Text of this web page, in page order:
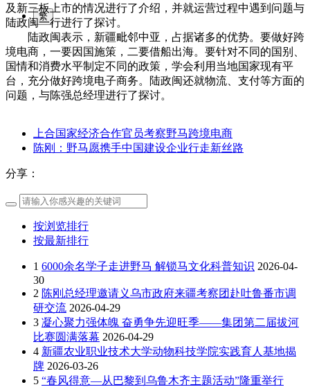
繁
及新三板上市的情况进行了介绍，并就运营过程中遇到问题与
陆政闽一行进行了探讨。
陆政闽表示，新疆毗邻中亚，占据诸多的优势。要做好跨
境电商，一要因国施策，二要借船出海。要针对不同的国别、
国情和消费水平制定不同的政策，学会利用当地国家现有平
台，充分做好跨境电子商务。陆政闽还就物流、支付等方面的
问题，与陈强总经理进行了探讨。
上合国家经济合作官员考察野马跨境电商
陈刚：野马愿携手中国建设企业行走新丝路
分享：
按浏览排行
按最新排行
1 6000余名学子走进野马 解锁马文化科普知识 2026-04-
30
2 陈刚总经理邀请义乌市政府来疆考察团赴吐鲁番市调
研交流 2026-04-29
3 凝心聚力强体魄 奋勇争先迎旺季——集团第二届拔河
比赛圆满落幕 2026-04-29
4 新疆农业职业技术大学动物科技学院实践育人基地揭
牌 2026-03-26
5 “春风得意—从巴黎到乌鲁木齐主题活动”隆重举行